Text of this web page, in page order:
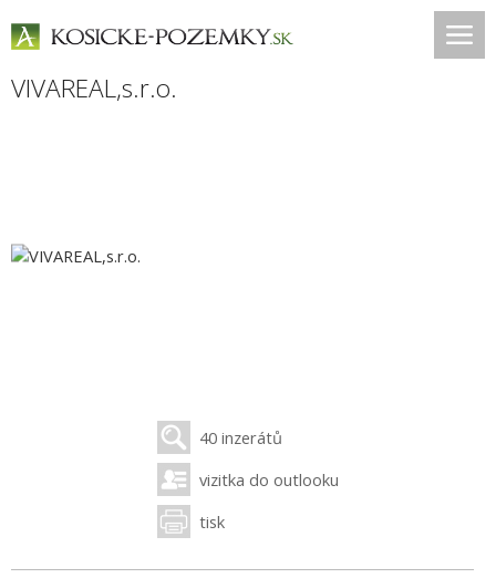
VIVAREAL,s.r.o.
40 inzerátů
vizitka do outlooku
tisk